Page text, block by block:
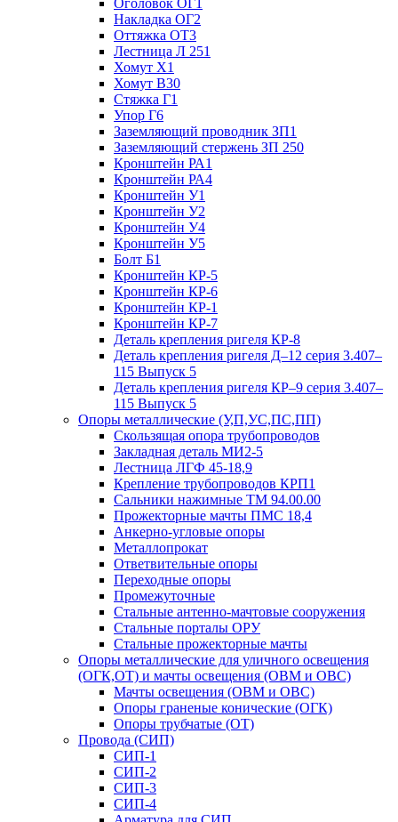
Накладка ОГ2
Оттяжка ОТ3
Лестница Л 251
Хомут Х1
Хомут В30
Стяжка Г1
Упор Г6
Заземляющий проводник ЗП1
Заземляющий стержень ЗП 250
Кронштейн РА1
Кронштейн РА4
Кронштейн У1
Кронштейн У2
Кронштейн У4
Кронштейн У5
Болт Б1
Кронштейн КР-5
Кронштейн КР-6
Кронштейн КР-1
Кронштейн КР-7
Деталь крепления ригеля КР‑8
Деталь крепления ригеля Д–12 серия 3.407–
115 Выпуск 5
Деталь крепления ригеля КР–9 серия 3.407–
115 Выпуск 5
Опоры металлические (У,П,УС,ПС,ПП)
Скользящая опора трубопроводов
Закладная деталь МИ2-5
Лестница ЛГФ 45-18,9
Крепление трубопроводов КРП1
Сальники нажимные ТМ 94.00.00
Прожекторные мачты ПМС 18,4
Анкерно-угловые опоры
Металлопрокат
Ответвительные опоры
Переходные опоры
Промежуточные
Стальные антенно-мачтовые сооружения
Стальные порталы ОРУ
Стальные прожекторные мачты
Опоры металлические для уличного освещения
(ОГК,ОТ) и мачты освещения (ОВМ и ОВС)
Мачты освещения (ОВМ и ОВС)
Опоры граненые конические (ОГК)
Опоры трубчатые (ОТ)
Провода (СИП)
СИП-1
СИП-2
СИП-3
СИП-4